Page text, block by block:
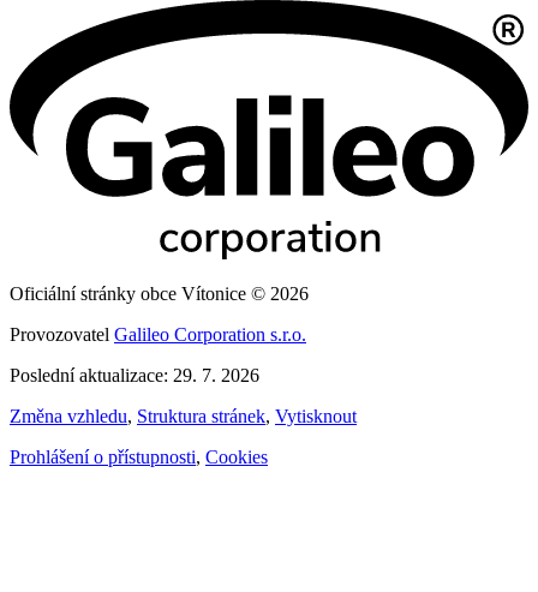
Oficiální stránky obce Vítonice © 2026
Provozovatel Galileo Corporation s.r.o.
Poslední aktualizace: 29. 7. 2026
Změna vzhledu, Struktura stránek, Vytisknout
Prohlášení o přístupnosti, Cookies